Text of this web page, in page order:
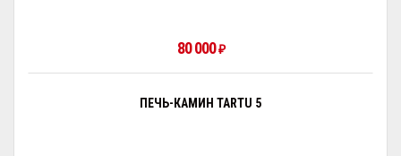
80 000₽
ПЕЧЬ-КАМИН TARTU 5